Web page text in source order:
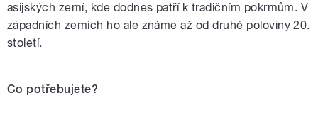
asijských zemí, kde dodnes patří k tradičním pokrmům. V
západních zemích ho ale známe až od druhé poloviny 20.
století.
Co potřebujete?